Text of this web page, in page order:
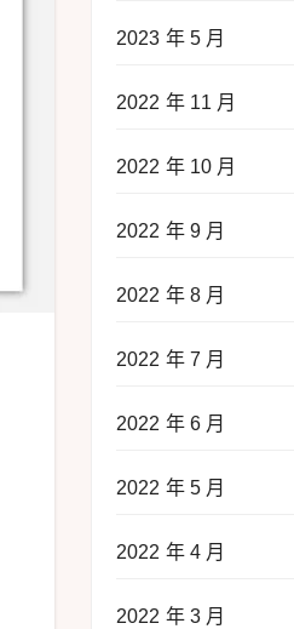
2023 年 5 月
2022 年 11 月
2022 年 10 月
2022 年 9 月
2022 年 8 月
2022 年 7 月
2022 年 6 月
2022 年 5 月
2022 年 4 月
2022 年 3 月